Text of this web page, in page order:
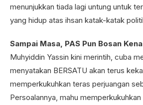
menunjukkan tiada lagi untung untuk
yang hidup atas ihsan katak-katak
Sampai Masa, PAS Pun Bosan Kena
Muhyiddin Yassin kini merintih, cuba
menyatakan BERSATU akan terus
memperkukuhkan teras perjuangan
Persoalannya, mahu